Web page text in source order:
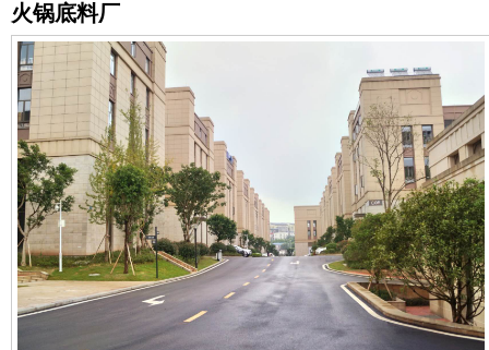
火锅底料厂